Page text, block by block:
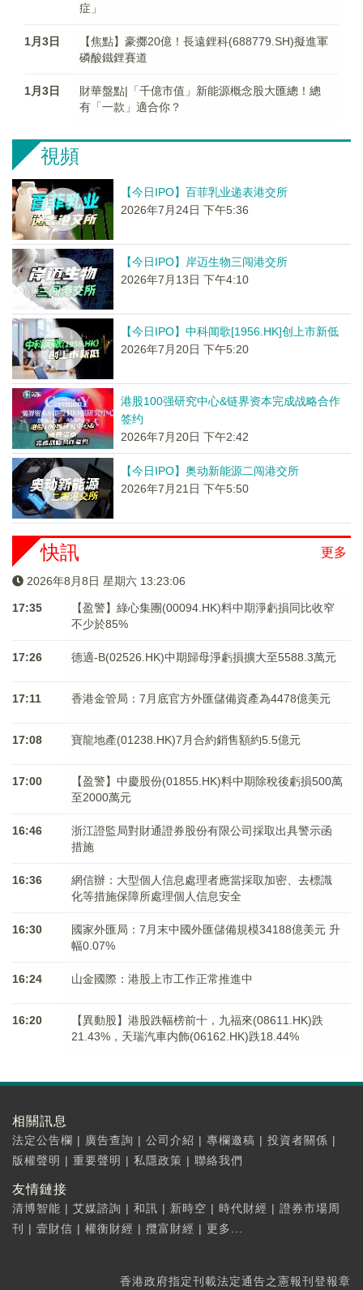
症」
1月3日
【焦點】豪擲20億！長遠鋰科(688779.SH)擬進軍
磷酸鐵鋰賽道
1月3日
財華盤點|「千億市值」新能源概念股大匯總！總
有「一款」適合你？
視頻
【今日IPO】百菲乳业递表港交所
2026年7月24日 下午5:36
【今日IPO】岸迈生物三闯港交所
2026年7月13日 下午4:10
【今日IPO】中科闻歌[1956.HK]创上市新低
2026年7月20日 下午5:20
港股100强研究中心&链界资本完成战略合作
签约
2026年7月20日 下午2:42
【今日IPO】奥动新能源二闯港交所
2026年7月21日 下午5:50
更多
快訊
2026年8月8日 星期六 13:23:06
17:35
【盈警】綠心集團(00094.HK)料中期淨虧損同比收窄
不少於85%
17:26 德適-B(02526.HK)中期歸母淨虧損擴大至5588.3萬元
17:11 香港金管局：7月底官方外匯儲備資產為4478億美元
17:08 寶龍地產(01238.HK)7月合約銷售額約5.5億元
17:00
【盈警】中慶股份(01855.HK)料中期除稅後虧損500萬
至2000萬元
16:46
浙江證監局對財通證券股份有限公司採取出具警示函
措施
16:36
網信辦：大型個人信息處理者應當採取加密、去標識
化等措施保障所處理個人信息安全
16:30
國家外匯局：7月末中國外匯儲備規模34188億美元 升
幅0.07%
16:24 山金國際：港股上市工作正常推進中
16:20
【異動股】港股跌幅榜前十，九福來(08611.HK)跌
21.43%，天瑞汽車内飾(06162.HK)跌18.44%
相關訊息
法定公告欄 | 廣告查詢 | 公司介紹 | 專欄邀稿 | 投資者關係 |
版權聲明 | 重要聲明 | 私隱政策 | 聯絡我們
友情鏈接
清博智能 | 艾媒諮詢 | 和訊 | 新時空 | 時代財經 | 證券市場周
刊
| 壹財信 | 權衡財經 | 攬富財經 | 更多...
香港政府指定刊載法定通告之憲報刊登報章